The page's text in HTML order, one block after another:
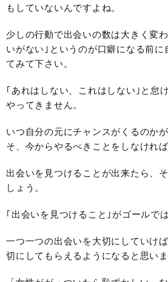
もしていないんですよね。
少しの行動で出会いの数は大きく変
いがない｣というのが口癖になる前に
てみて下さい。
｢あれはしない、これはしない｣と怠
やってきません。
いつ自分の元にチャンスがくるのか
そ、今からやるべきことをしなけれ
出会いを見つけることが出来たら、
しょう。
｢出会いを見つけること｣がゴールで
一つ一つの出会いを大切にしていけ
切にしてもらえるようになると思いま